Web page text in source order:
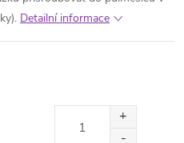
Detailní informace